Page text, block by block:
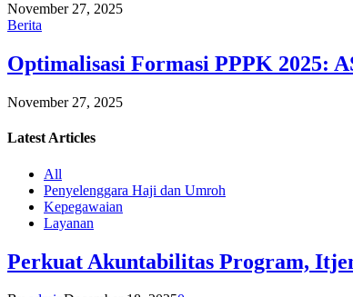
November 27, 2025
Berita
Optimalisasi Formasi PPPK 2025:
November 27, 2025
Latest Articles
All
Penyelenggara Haji dan Umroh
Kepegawaian
Layanan
Perkuat Akuntabilitas Program,